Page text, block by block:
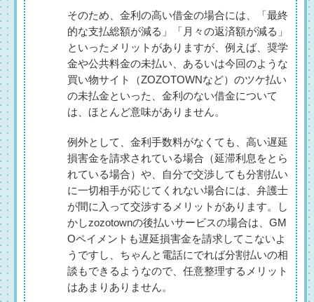
そのため、金利の高い借金の場合には、「最終
的な支払総額が減る」「月々の返済額が減る」
といったメリットがありますが、例えば、奨学
金や公共料金の未払い、あるいは今回のような
買い物サイト（ZOZOTOWNなど）のツケ払い
の未払金といった、金利のない借金について
は、ほとんど意味がありません。
例外として、金利手数料がなくても、高い遅延
損害金を請求されている場合（延滞利息をとら
れている場合）や、自分で交渉しても分割払い
に一切相手が応じてくれない場合には、弁護士
が間に入って交渉するメリットがあります。し
かしzozotownの後払いサービスの場合は、GM
Oペイメントも遅延損害金を請求してこないよ
うですし、ちゃんと電話にでれば分割払いの相
談もできるようなので、任意整理するメリット
はあまりありません。